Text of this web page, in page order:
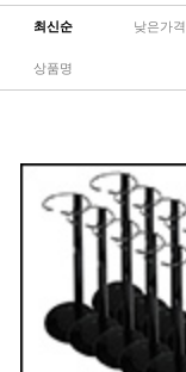
최신순 낮은가격
상품명